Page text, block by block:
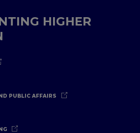
HIGHER
PUBLIC AFFAIRS